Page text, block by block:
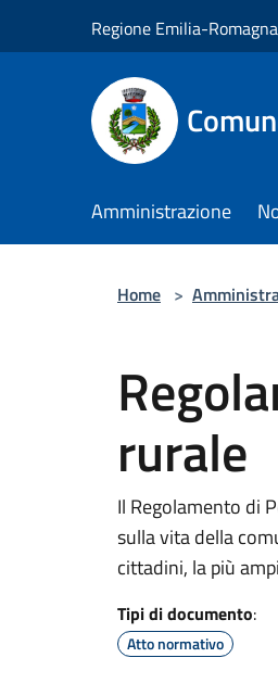
Regione Emilia-Romagna
Amministrazione
Home >
rurale
Il Regolamento di
sulla vita della
cittadini, la più
Tipi di documento:
Atto normativo